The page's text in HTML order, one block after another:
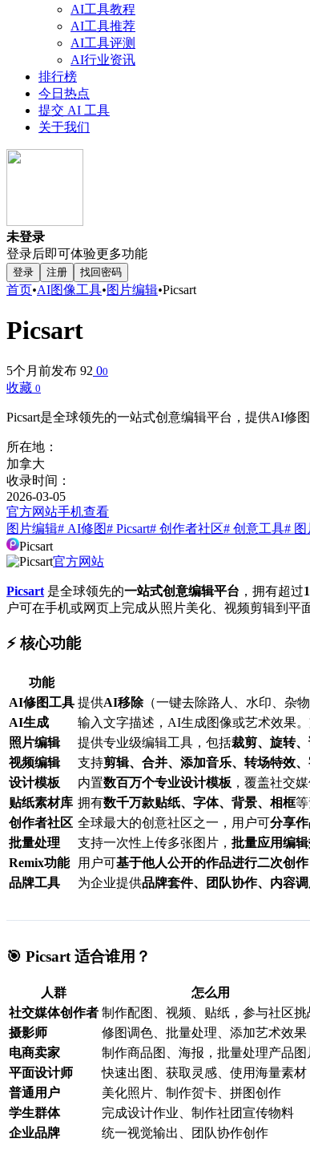
AI工具教程
AI工具推荐
AI工具评测
AI行业资讯
排行榜
今日热点
提交 AI 工具
关于我们
未登录
登录后即可体验更多功能
登录 注册 找回密码
首页•AI图像工具•图片编辑•Picsart
Picsart
5个月前发布 92 00
收藏 0
Picsart是全球领先的一站式创意编辑平台，提供AI修
所在地：
加拿大
收录时间：
2026-03-05
官方网站手机查看
图片编辑# AI修图# Picsart# 创作者社区# 创意工具# 图
Picsart
官方网站
Picsart 是全球领先的一站式创意编辑平台 ，拥有超过
户可在手机或网页上完成从照片美化、视频剪辑到平
⚡️ 核心功能
功能
AI修图工具 提供AI移除（一键去除路人、水印、杂物
AI生成
输入文字描述，AI生成图像或艺术效果
照片编辑
提供专业级编辑工具，包括裁剪、旋转
视频编辑
支持剪辑、合并、添加音乐、转场特效
设计模板
内置数百万个专业设计模板 ，覆盖社交
贴纸素材库 拥有数千万款贴纸、字体、背景、相框
创作者社区 全球最大的创意社区之一，用户可分享
批量处理
支持一次性上传多张图片， 批量应用编
Remix功能
用户可基于他人公开的作品进行二次创作
品牌工具
为企业提供品牌套件、团队协作、内容
🎯 Picsart 适合谁用？
人群
怎么用
社交媒体创作者 制作配图、视频、贴纸，参与社区挑
摄影师
修图调色、批量处理、添加艺术效果
电商卖家
制作商品图、海报，批量处理产品图
平面设计师
快速出图、获取灵感、使用海量素材
普通用户
美化照片、制作贺卡、拼图创作
学生群体
完成设计作业、制作社团宣传物料
企业品牌
统一视觉输出、团队协作创作